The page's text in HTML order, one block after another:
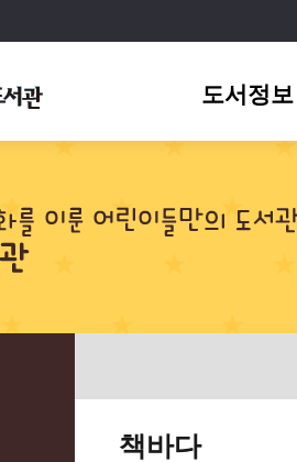
도서정보
책바다